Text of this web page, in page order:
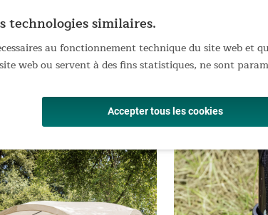
avec une colonne d'eau de 3 000 mm
de 230 cm et une hauteur de passage de 190 cm
pratique et ancrage au sol
à clic et des bandes Velcro résistantes
aluminium de haute qualité
rangement et sac de transport assorti
Dimensions une fois plié : 106 × 29 × 27 cm
technologies similaires.
au fonctionnement technique du site web et
web ou servent à des fins statistiques, ne sont
Accepter tous les cookies